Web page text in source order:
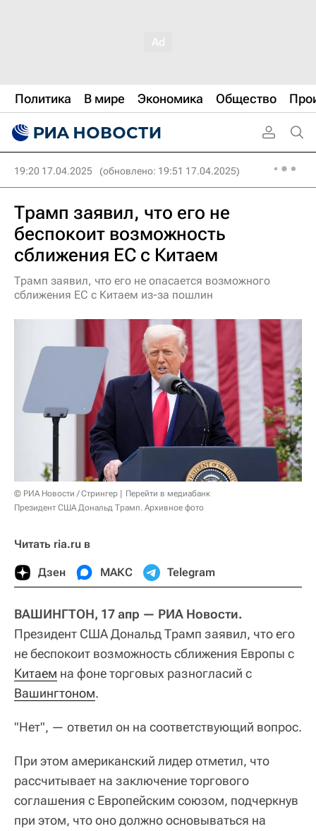
Политика В мире Экономика Общество
19:20 17.04.2025 (обновлено: 19:51 17.04.2025)
Трамп заявил, что его не
беспокоит возможность
сближения ЕС с Китаем
Трамп заявил, что его не опасается возможного
сближения ЕС с Китаем из-за пошлин
© РИА Новости / Стрингер
Перейти в медиабанк
Президент США Дональд Трамп. Архивное фото
Читать ria.ru в
Дзен МАКС Telegram
ВАШИНГТОН, 17 апр — РИА Новости.
Президент США Дональд Трамп заявил, что его
не беспокоит возможность сближения Европы с
Китаем на фоне торговых разногласий с
Вашингтоном.
"Нет", — ответил он на соответствующий вопрос.
При этом американский лидер отметил, что
рассчитывает на заключение торгового
соглашения с Европейским союзом, подчеркнув
при этом, что оно должно основываться на